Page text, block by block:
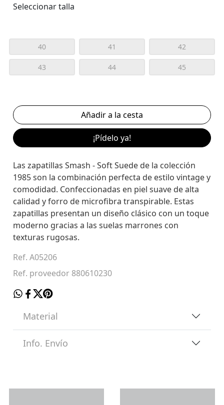
Seleccionar talla
40 41 42
43 44 45
¡Pídelo ya!
Las zapatillas Smash - Soft Suede de la colección
1985 son la combinación perfecta de estilo vintage y
comodidad. Confeccionadas en piel suave de alta
calidad y forro de microfibra transpirable. Estas
zapatillas presentan un diseño clásico con un toque
moderno gracias a las suelas marrones con
texturas rugosas.
Ref. A05206
Ref. proveedor 880610230
Material
Info. Envío